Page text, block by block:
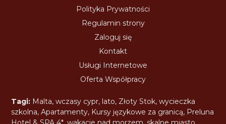
Polityka Prywatności
Regulamin strony
Zaloguj się
Kontakt
Usługi Internetowe
Oferta Współpracy
Tagi: Malta,wczasy cypr, lato, Złoty Stok,wycieczka
szkolna,Apartamenty, Kursy językowe za granicą, Preluna